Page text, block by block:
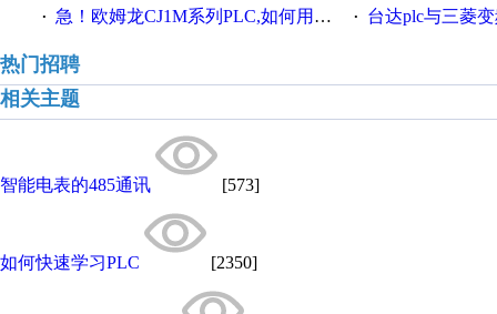
· 急！欧姆龙CJ1M系列PLC,如何用时间控制变频器。要求时间在组态王中可以自由输入！拜托各位大神了！ · 台达plc与三菱
热门招聘
相关主题
智能电表的485通讯 [573]
如何快速学习PLC [2350]